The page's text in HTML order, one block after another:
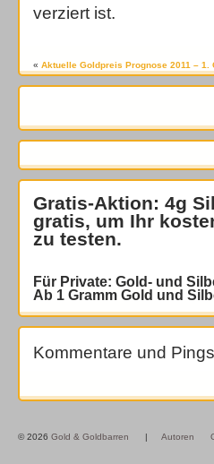
verziert ist.
« Aktuelle Goldpreis Prognose 2011 – 1.
Gratis-Aktion: 4g
gratis, um Ihr
zu testen.
Für Private: Gold- und
Ab 1 Gramm Gold und
Kommentare und
© 2026 Gold & Goldbarren | Autoren